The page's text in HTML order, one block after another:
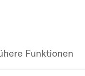
Affaires
extérieur et à
extérieur
- Statut du
Funktionen